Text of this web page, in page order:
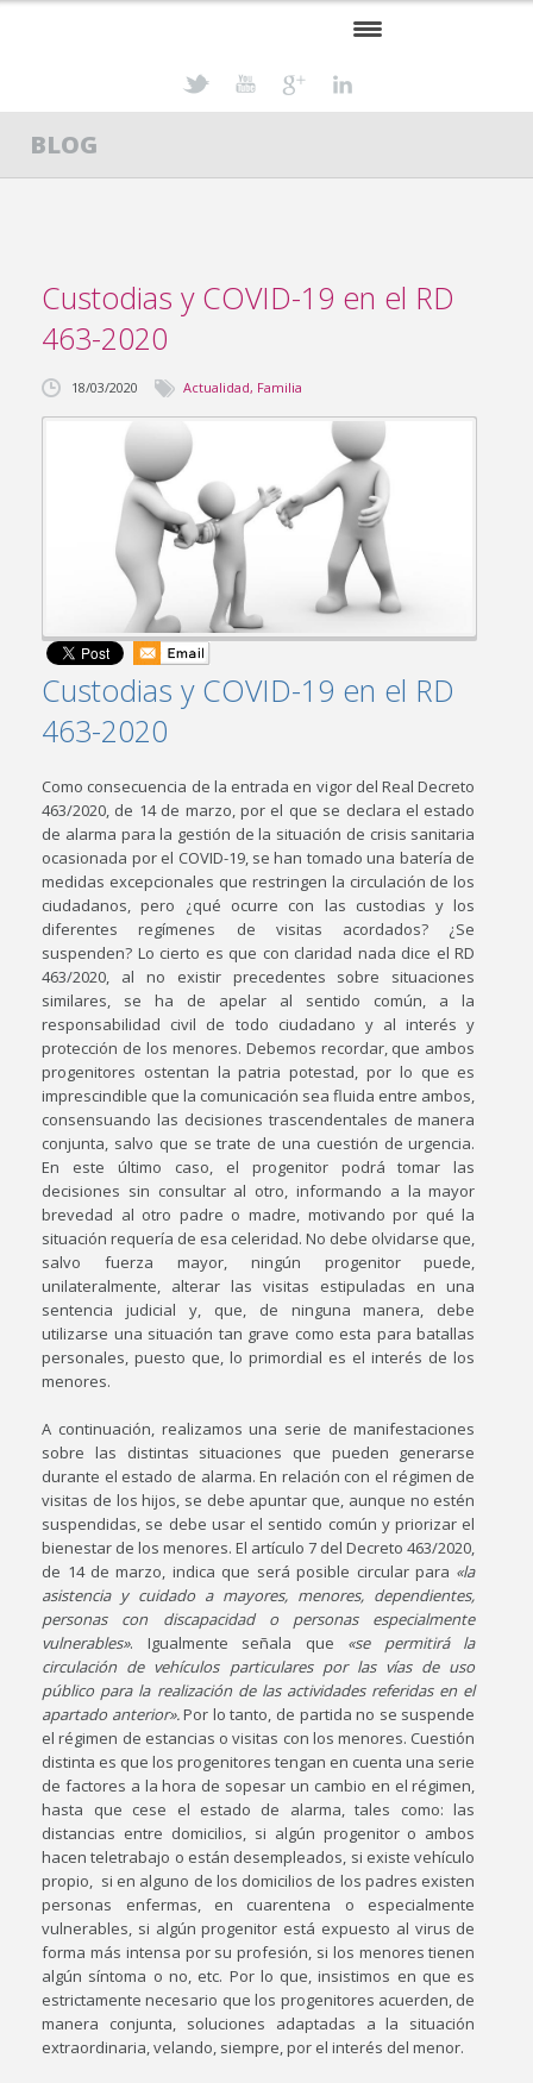
PROFESIONALES
CONTACTO
BLOG
Custodias y COVID-19 en el RD
463-2020
18/03/2020 Actualidad, Familia
Custodias y COVID-19 en el RD
463-2020
Como consecuencia de la entrada en vigor del Real Decreto
463/2020, de 14 de marzo, por el que se declara el estado
de alarma para la gestión de la situación de crisis sanitaria
ocasionada por el COVID-19, se han tomado una batería de
medidas excepcionales que restringen la circulación de los
ciudadanos, pero ¿qué ocurre con las custodias y los
diferentes regímenes de visitas acordados? ¿Se
suspenden? Lo cierto es que con claridad nada dice el RD
463/2020, al no existir precedentes sobre situaciones
similares, se ha de apelar al sentido común, a la
responsabilidad civil de todo ciudadano y al interés y
protección de los menores. Debemos recordar, que ambos
progenitores ostentan la patria potestad, por lo que es
imprescindible que la comunicación sea fluida entre ambos,
consensuando las decisiones trascendentales de manera
conjunta, salvo que se trate de una cuestión de urgencia.
En este último caso, el progenitor podrá tomar las
decisiones sin consultar al otro, informando a la mayor
brevedad al otro padre o madre, motivando por qué la
situación requería de esa celeridad. No debe olvidarse que,
salvo fuerza mayor, ningún progenitor puede,
unilateralmente, alterar las visitas estipuladas en una
sentencia judicial y, que, de ninguna manera, debe
utilizarse una situación tan grave como esta para batallas
personales, puesto que, lo primordial es el interés de los
menores.
A continuación, realizamos una serie de manifestaciones
sobre las distintas situaciones que pueden generarse
durante el estado de alarma. En relación con el régimen de
visitas de los hijos, se debe apuntar que, aunque no estén
suspendidas, se debe usar el sentido común y priorizar el
bienestar de los menores. El artículo 7 del Decreto 463/2020,
de 14 de marzo, indica que será posible circular para «la
asistencia y cuidado a mayores, menores, dependientes,
personas con discapacidad o personas especialmente
vulnerables». Igualmente señala que «se permitirá la
circulación de vehículos particulares por las vías de uso
público para la realización de las actividades referidas en el
apartado anterior».Por lo tanto, de partida no se suspende
el régimen de estancias o visitas con los menores. Cuestión
distinta es que los progenitores tengan en cuenta una serie
de factores a la hora de sopesar un cambio en el régimen,
hasta que cese el estado de alarma, tales como: las
distancias entre domicilios, si algún progenitor o ambos
hacen teletrabajo o están desempleados, si existe vehículo
propio, si en alguno de los domicilios de los padres existen
personas enfermas, en cuarentena o especialmente
vulnerables, si algún progenitor está expuesto al virus de
forma más intensa por su profesión, si los menores tienen
algún síntoma o no, etc. Por lo que, insistimos en que es
estrictamente necesario que los progenitores acuerden, de
manera conjunta, soluciones adaptadas a la situación
extraordinaria, velando, siempre, por el interés del menor.